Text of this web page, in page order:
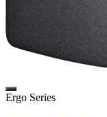
Ergo Series